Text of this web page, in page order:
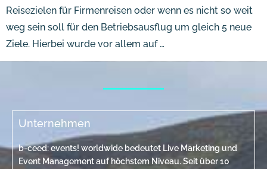
Reisezielen für Firmenreisen oder wenn es nicht so weit
weg sein soll für den Betriebsausflug um gleich 5 neue
Ziele. Hierbei wurde vor allem auf …
Unternehmen
b-ceed: events! worldwide bedeutet Live Marketing und
Event Management auf höchstem Niveau. Seit über 10